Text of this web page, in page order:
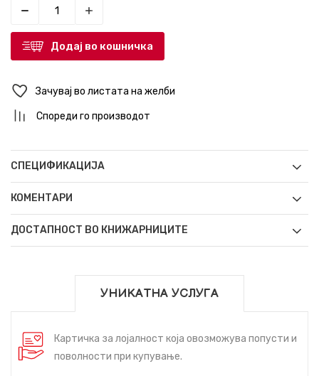
Додај во кошничка
Зачувај во листата на желби
Спореди го производот
СПЕЦИФИКАЦИЈА
КОМЕНТАРИ
ДОСТАПНОСТ ВО КНИЖАРНИЦИТЕ
УНИКАТНА УСЛУГА
Картичка за лојалност која овозможува попусти и
поволности при купување.